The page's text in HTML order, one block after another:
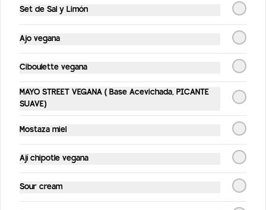
La Gringa
Papas fritas, Pollo frito apanado, salsa de
topping de ciboulette.
Set de Sal y Limón
Ajo vegana
Ciboulette vegana
MAYO STREET VEGANA ( Base Acevichada, PICANTE
SUAVE)
Mostaza miel
Ají chipotle vegana
Sour cream